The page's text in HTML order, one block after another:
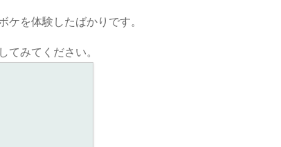
ケを体験したばかりです。
てみてください。